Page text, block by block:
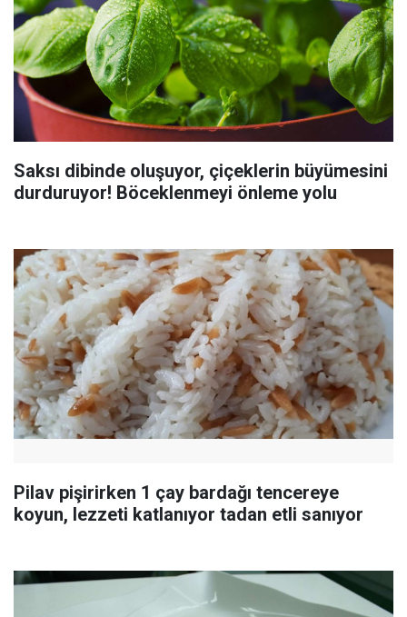
Saksı dibinde oluşuyor, çiçeklerin büyümesini
durduruyor! Böceklenmeyi önleme yolu
Pilav pişirirken 1 çay bardağı tencereye
koyun, lezzeti katlanıyor tadan etli sanıyor